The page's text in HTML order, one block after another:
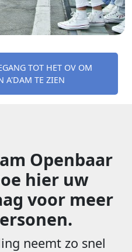
TOT HET OV OM
A'DAM TE ZIEN
Openbaar
hier uw
voor meer
neemt zo snel